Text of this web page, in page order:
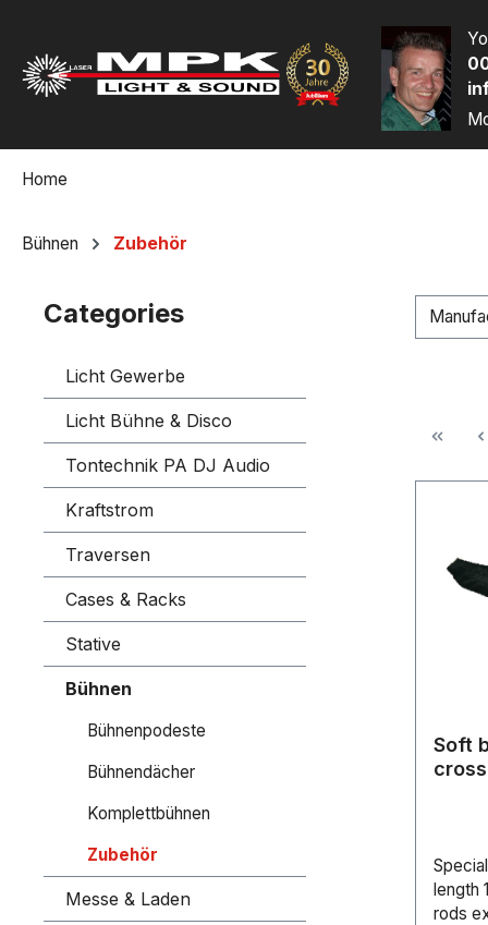
Home
Bühnen Zubehör
Categories
Licht Gewerbe
Licht Bühne & Disco
Tontechnik PA DJ Audio
Kraftstrom
Traversen
Cases & Racks
Stative
Bühnen
Bühnenpodeste
Bühnendächer
Komplettbühnen
Zubehör
Messe & Laden
Soft
length
rods